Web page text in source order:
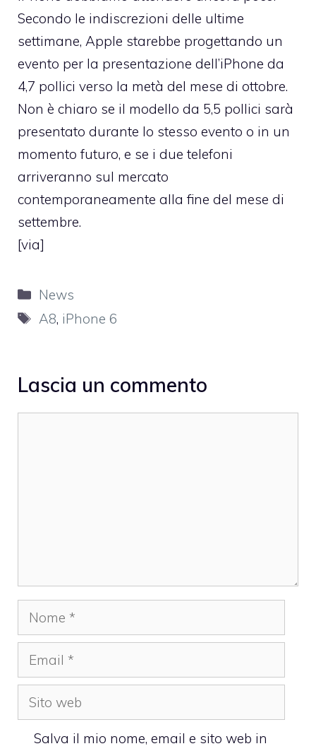
Secondo le indiscrezioni delle ultime
settimane, Apple starebbe progettando un
evento per la presentazione dell’iPhone da
4,7 pollici verso la metà del mese di ottobre.
Non è chiaro se il modello da 5,5 pollici sarà
presentato durante lo stesso evento o in un
momento futuro, e se i due telefoni
arriveranno sul mercato
contemporaneamente alla fine del mese di
settembre.
[via]
Categorie
News
Tag
A8, iPhone 6
Lascia un commento
Nome
Email
Sito
web
Salva il mio nome, email e sito web in